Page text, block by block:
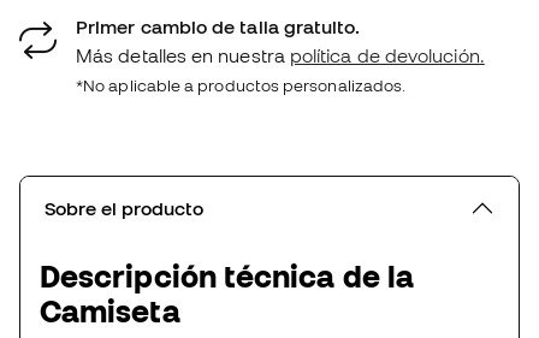
Primer cambio de talla gratuito.
Más detalles en nuestra política de devolución.
*No aplicable a productos personalizados.
Sobre el producto
Descripción técnica de la
Camiseta